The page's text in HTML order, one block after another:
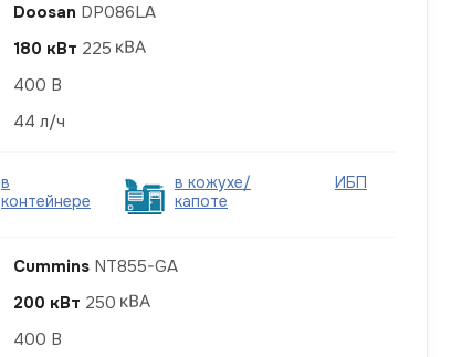
Doosan DP086LA
180 кВт 225
400 В
44 л/ч
в
контейнере
в кожухе/
капоте
ИБП
Cummins NT855-GA
200 кВт 250
400 В